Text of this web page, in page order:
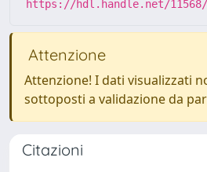
https://hdl.handle.net/11568/
Attenzione
Attenzione! I dati visualizzati
sottoposti a validazione da
Citazioni